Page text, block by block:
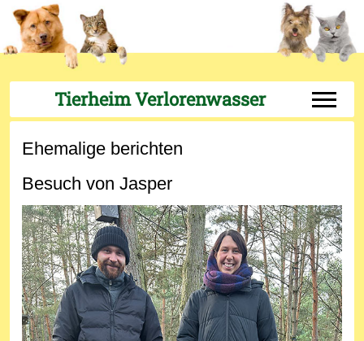
Tierheim Verlorenwasser Off-
Ehemalige berichten
Besuch von Jasper